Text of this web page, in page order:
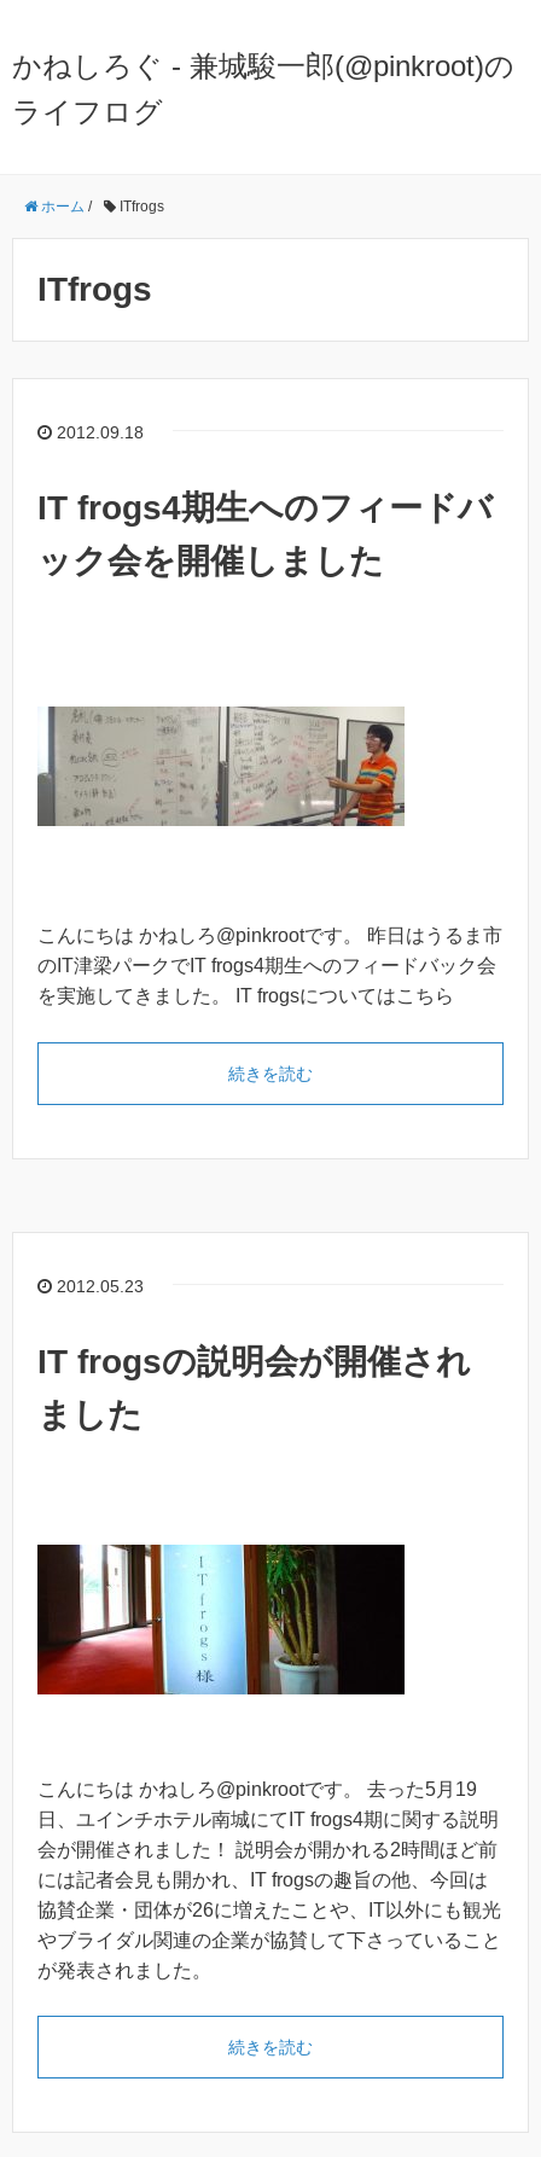
かねしろぐ - 兼城駿一郎(@pinkroot)の
ライフログ
ホーム / ITfrogs
ITfrogs
2012.09.18
IT frogs4期生へのフィードバ
ック会を開催しました
こんにちは かねしろ@pinkrootです。 昨日はうるま市
のIT津梁パークでIT frogs4期生へのフィードバック会
を実施してきました。 IT frogsについてはこちら
続きを読む
2012.05.23
IT frogsの説明会が開催され
ました
こんにちは かねしろ@pinkrootです。 去った5月19
日、ユインチホテル南城にてIT frogs4期に関する説明
会が開催されました！ 説明会が開かれる2時間ほど前
には記者会見も開かれ、IT frogsの趣旨の他、今回は
協賛企業・団体が26に増えたことや、IT以外にも観光
やブライダル関連の企業が協賛して下さっていること
が発表されました。
続きを読む